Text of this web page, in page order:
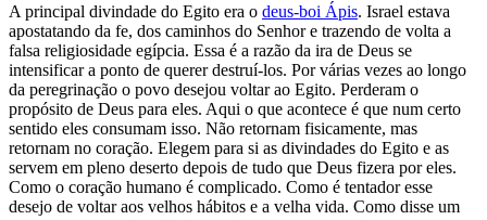
A principal divindade do Egito era o deus-boi Ápis. Israel estava
apostatando da fe, dos caminhos do Senhor e trazendo de volta a
falsa religiosidade egípcia. Essa é a razão da ira de Deus se
intensificar a ponto de querer destruí-los. Por várias vezes ao longo
da peregrina­ção o povo desejou voltar ao Egito. Perderam o
propósito de Deus para eles. Aqui o que acontece é que num certo
sentido eles consumam isso. Não retornam fisicamente, mas
retornam no coração. Elegem para si as divindades do Egito e as
servem em pleno deserto depois de tudo que Deus fizera por eles.
Como o coração humano é complicado. Como é tentador esse
desejo de voltar aos velhos hábitos e a velha vida. Como disse um